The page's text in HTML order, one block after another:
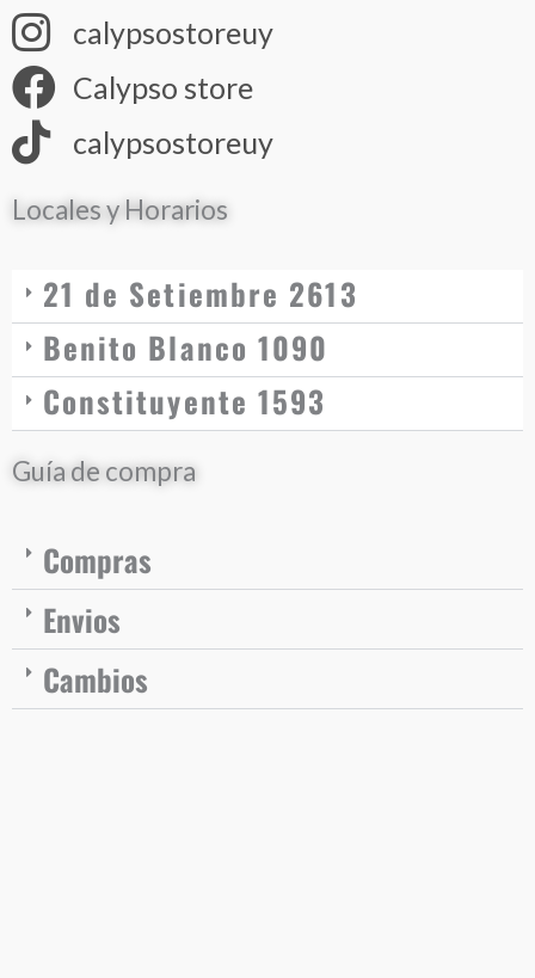
calypsostoreuy
Calypso store
calypsostoreuy
Locales y Horarios
21 de Setiembre 2613
Benito Blanco 1090
Constituyente 1593
Guía de compra
Compras
Envios
Cambios